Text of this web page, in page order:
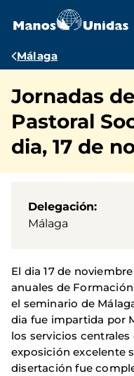
contenido
Ruta
navegación
Málaga
Jornadas
Pastoral
dia, 17 de
Delegación
Málaga
El dia 17 de
anuales de
el seminario de
dia fue impartida por
los servicios
exposición excelente
disertación fue